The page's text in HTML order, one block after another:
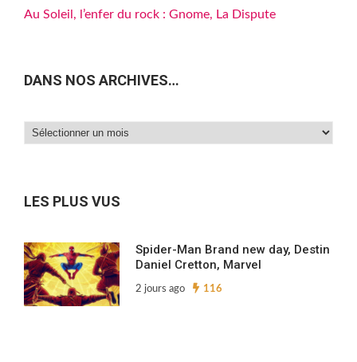
Au Soleil, l’enfer du rock : Gnome, La Dispute
DANS NOS ARCHIVES…
Dans
LES PLUS VUS
Spider-Man Brand new day, Destin
Daniel Cretton, Marvel
2 jours ago 116